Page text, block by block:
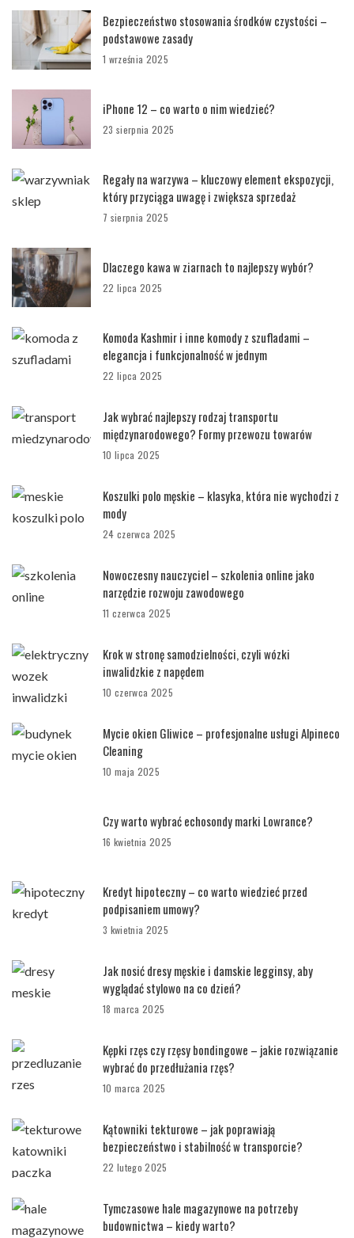
Bezpieczeństwo stosowania środków czystości –
podstawowe zasady
1 września 2025
iPhone 12 – co warto o nim wiedzieć?
23 sierpnia 2025
Regały na warzywa – kluczowy element ekspozycji,
który przyciąga uwagę i zwiększa sprzedaż
7 sierpnia 2025
Dlaczego kawa w ziarnach to najlepszy wybór?
22 lipca 2025
Komoda Kashmir i inne komody z szufladami –
elegancja i funkcjonalność w jednym
22 lipca 2025
Jak wybrać najlepszy rodzaj transportu
międzynarodowego? Formy przewozu towarów
10 lipca 2025
Koszulki polo męskie – klasyka, która nie wychodzi z
mody
24 czerwca 2025
Nowoczesny nauczyciel – szkolenia online jako
narzędzie rozwoju zawodowego
11 czerwca 2025
Krok w stronę samodzielności, czyli wózki
inwalidzkie z napędem
10 czerwca 2025
Mycie okien Gliwice – profesjonalne usługi Alpineco
Cleaning
10 maja 2025
Czy warto wybrać echosondy marki Lowrance?
16 kwietnia 2025
Kredyt hipoteczny – co warto wiedzieć przed
podpisaniem umowy?
3 kwietnia 2025
Jak nosić dresy męskie i damskie legginsy, aby
wyglądać stylowo na co dzień?
18 marca 2025
Kępki rzęs czy rzęsy bondingowe – jakie rozwiązanie
wybrać do przedłużania rzęs?
10 marca 2025
Kątowniki tekturowe – jak poprawiają
bezpieczeństwo i stabilność w transporcie?
22 lutego 2025
Tymczasowe hale magazynowe na potrzeby
budownictwa – kiedy warto?